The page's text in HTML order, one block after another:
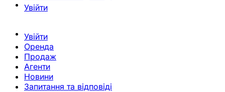
Увійти
Увійти
Оренда
Продаж
Агенти
Новини
Запитання та відповіді